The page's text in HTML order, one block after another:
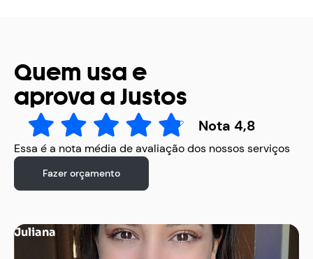
Quem usa e
aprova a Justos
Nota 4,8
Essa é a nota média de avaliação dos nossos serviços
Fazer orçamento
Juliana